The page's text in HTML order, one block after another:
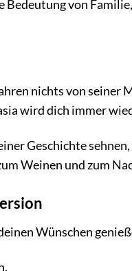
von
nichts von seiner
wird dich immer
Geschichte
Weinen und zum
Wünschen